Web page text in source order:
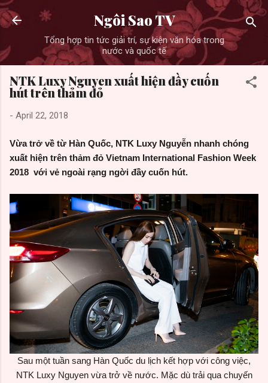
Skip to main content
Ngôi Sao TV
Tổng hợp tin tức giải trí, sự kiện văn hóa trong
nước và quốc tế
NTK Luxy Nguyen xuất hiện đầy cuốn
hút trên thảm đỏ
- April 22, 2018
Vừa trở về từ Hàn Quốc, NTK Luxy Nguyễn nhanh chóng
xuất hiện trên thảm đỏ Vietnam International Fashion Week
2018 với vẻ ngoài rạng ngời đầy cuốn hút.
Sau một tuần sang Hàn Quốc du lịch kết hợp với công việc,
NTK Luxy Nguyen vừa trở về nước. Mặc dù trải qua chuyến